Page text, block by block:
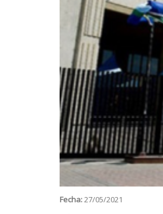
Fecha:27/05/2021